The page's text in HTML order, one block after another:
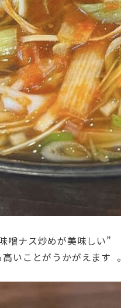
噌ナス炒めが美味しい”
いことがうかがえます 。